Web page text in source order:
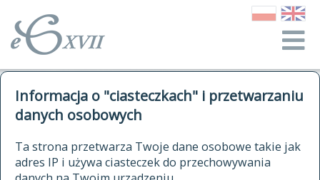
Informacja o "ciasteczkach" i przetwarzaniu
danych osobowych
Ta strona przetwarza Twoje dane osobowe takie jak
adres IP i używa ciasteczek do przechowywania
autorzy Słownika
historia
publikacje
źródła
kwerendy
jak cytować Słownik
ELEKTRONICZNY SŁOWNIK
JĘZYKA POLSKIEGO